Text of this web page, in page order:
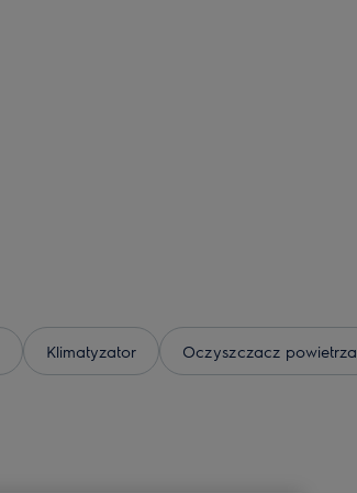
Klimatyzator Oczyszczacz powietrza